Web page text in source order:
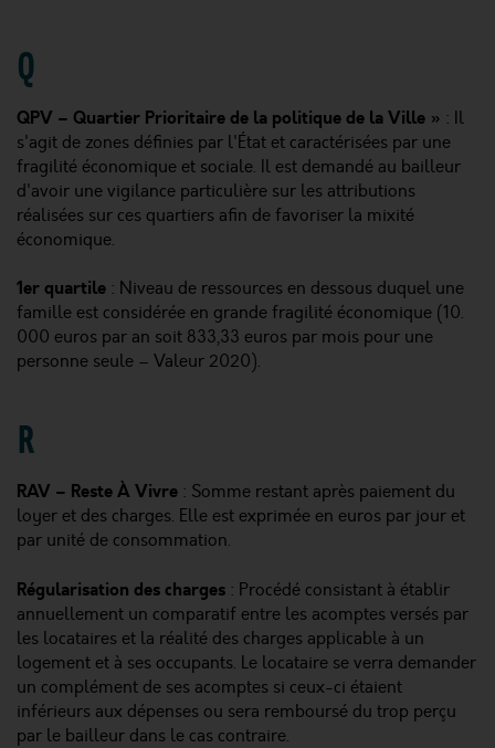
Q
QPV – Quartier Prioritaire de la politique de la Ville » : Il
s'agit de zones définies par l'État et caractérisées par une
fragilité économique et sociale. Il est demandé au bailleur
d'avoir une vigilance particulière sur les attributions
réalisées sur ces quartiers afin de favoriser la mixité
économique.
1er quartile : Niveau de ressources en dessous duquel une
famille est considérée en grande fragilité économique (10.
000 euros par an soit 833,33 euros par mois pour une
personne seule – Valeur 2020).
R
RAV – Reste À Vivre : Somme restant après paiement du
loyer et des charges. Elle est exprimée en euros par jour et
par unité de consommation.
Régularisation des charges : Procédé consistant à établir
annuellement un comparatif entre les acomptes versés par
les locataires et la réalité des charges applicable à un
logement et à ses occupants. Le locataire se verra demander
un complément de ses acomptes si ceux-ci étaient
inférieurs aux dépenses ou sera remboursé du trop perçu
par le bailleur dans le cas contraire.